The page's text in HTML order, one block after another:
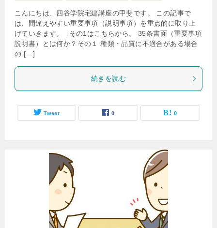
こんにちは、四谷学院宅建講座の甲斐です。 この記事で
は、間違えやすい重要事項（説明事項）を重点的に取り上
げていきます。 ↓その1はこちらから。 35条書面（重要事項
説明書）とは何か？その１ 種類・品質に不適合がある場合
の […]
続きを読む
Tweet 0 0